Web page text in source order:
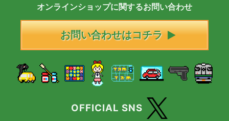
オンラインショップに関するお問い合わせ
お問い合わせはコチラ
OFFICIAL SNS